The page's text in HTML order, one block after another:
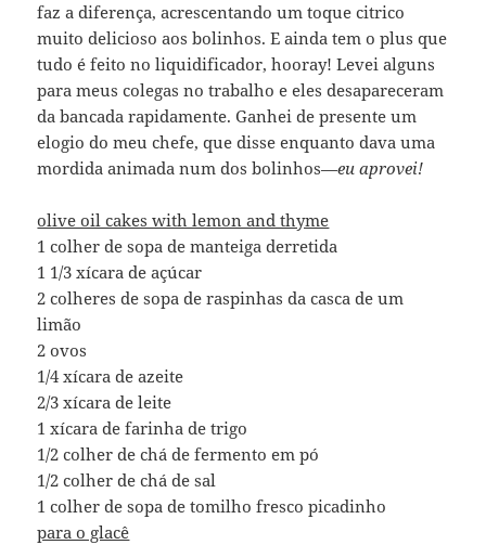
faz a diferença, acrescentando um toque citrico
muito delicioso aos bolinhos. E ainda tem o plus que
tudo é feito no liquidificador, hooray! Levei alguns
para meus colegas no trabalho e eles desapareceram
da bancada rapidamente. Ganhei de presente um
elogio do meu chefe, que disse enquanto dava uma
mordida animada num dos bolinhos—eu aprovei!
olive oil cakes with lemon and thyme
1 colher de sopa de manteiga derretida
1 1/3 xícara de açúcar
2 colheres de sopa de raspinhas da casca de um
limão
2 ovos
1/4 xícara de azeite
2/3 xícara de leite
1 xícara de farinha de trigo
1/2 colher de chá de fermento em pó
1/2 colher de chá de sal
1 colher de sopa de tomilho fresco picadinho
para o glacê